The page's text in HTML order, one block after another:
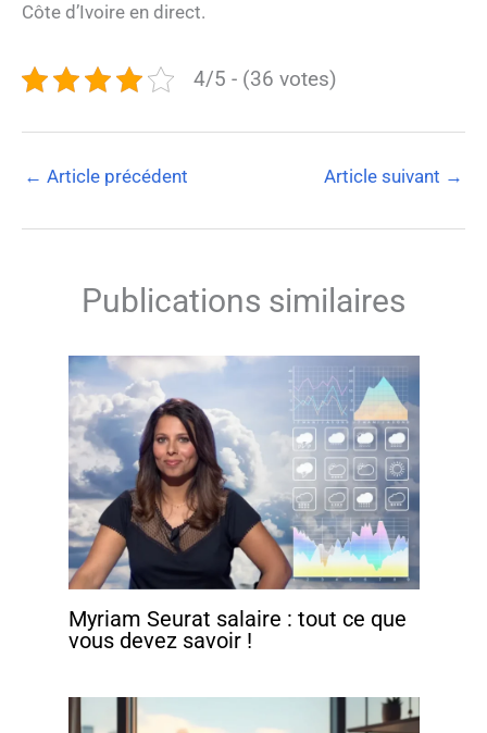
Côte d’Ivoire en direct.
4/5 - (36 votes)
← Article précédent Article suivant →
Publications similaires
Myriam Seurat salaire : tout ce que
vous devez savoir !